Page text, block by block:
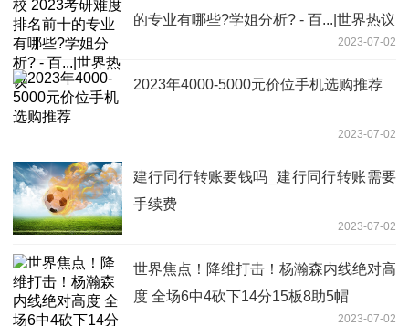
的专业有哪些?学姐分析? - 百...|世界热议
2023-07-02
2023年4000-5000元价位手机选购推荐
2023-07-02
建行同行转账要钱吗_建行同行转账需要
手续费
2023-07-02
世界焦点！降维打击！杨瀚森内线绝对高
度 全场6中4砍下14分15板8助5帽
2023-07-02